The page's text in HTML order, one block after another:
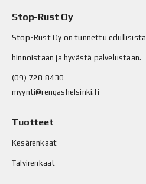
Stop-Rust Oy
Stop-Rust Oy on tunnettu edullisista
hinnoistaan ja hyvästä palvelustaan.
(09) 728 8430
myynti@rengashelsinki.fi
Tuotteet
Kesärenkaat
Talvirenkaat